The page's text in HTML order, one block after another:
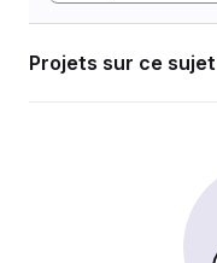
Projets sur ce sujet